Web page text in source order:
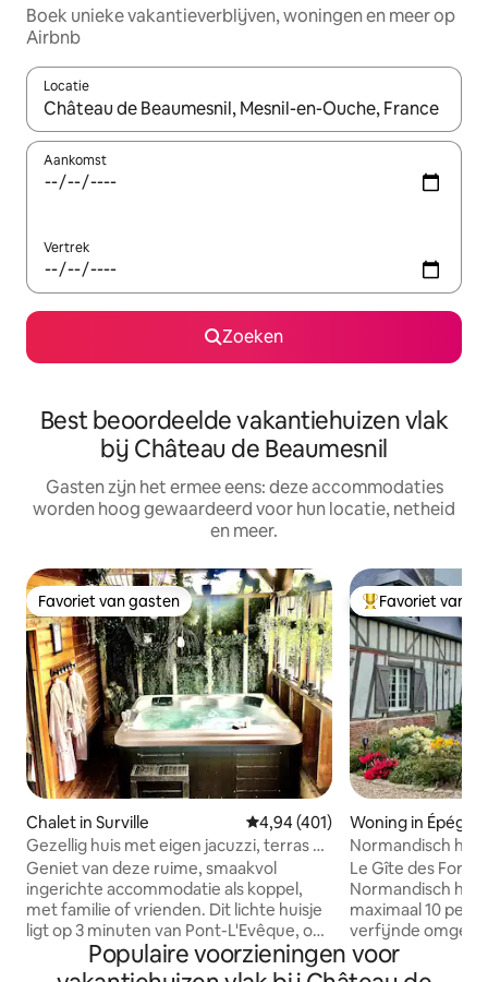
Boek unieke vakantieverblijven, woningen en meer op
Airbnb
Locatie
Wanneer er suggesties beschikbaar zijn, maak je een keuze
Aankomst
Vertrek
Zoeken
Best beoordeelde vakantiehuizen vlak
bij Château de Beaumesnil
Gasten zijn het ermee eens: deze accommodaties
worden hoog gewaardeerd voor hun locatie, netheid
en meer.
Favoriet van gasten
Favoriet van gasten
Chalet in Surville Gemiddelde beoordeling van
4,94 (401)
Gezellig huis met eigen jacuzzi, terras op
het zuiden
Geniet van deze ruime, smaakvol
ingerichte accommodatie als koppel,
met familie of vrienden. Dit lichte huisje
ligt op 3 minuten van Pont-L'Evêque, op
15 minuten van Deauville, Trouville en
Honfleur en biedt directe en
Topfavoriet van
Favoriet van
Woning in
Normandisch
erg rustig
Le Gîte des
Normandisch
maximaal 10
verfijnde
3 minuten van de
kasteel Champ
Populaire voorzieningen voor